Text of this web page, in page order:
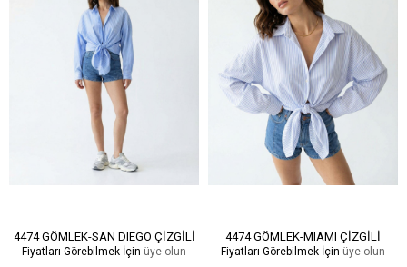
4474 GÖMLEK-SAN DIEGO ÇİZGİLİ
Fiyatları Görebilmek İçin üye olun
4474 GÖMLEK-MIAMI ÇİZGİLİ
Fiyatları Görebilmek İçin üye olun